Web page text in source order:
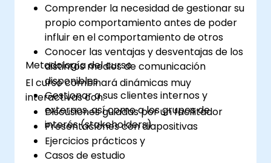
Comprender la necesidad de gestionar su
propio comportamiento antes de poder
influir en el comportamiento de otros
Conocer las ventajas y desventajas de los
distintos medios de comunicación
disponibles
Gestionar a sus clientes internos y
externos, así como a los grupos de
interés (stakeholders)
Metodología del curso
El curso combinará dinámicas muy
interactivas con:
Discusiones guiadas por un facilitador
Presentaciones con diapositivas
Ejercicios prácticos y
Casos de estudio